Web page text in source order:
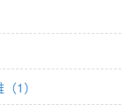
1）